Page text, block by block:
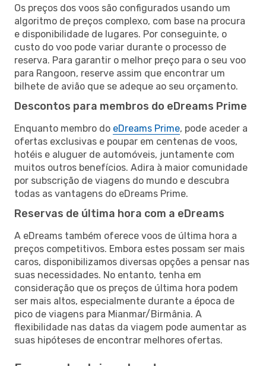
Os preços dos voos são configurados usando um
algoritmo de preços complexo, com base na procura
e disponibilidade de lugares. Por conseguinte, o
custo do voo pode variar durante o processo de
reserva. Para garantir o melhor preço para o seu voo
para Rangoon, reserve assim que encontrar um
bilhete de avião que se adeque ao seu orçamento.
Descontos para membros do eDreams Prime
Enquanto membro do eDreams Prime, pode aceder a
ofertas exclusivas e poupar em centenas de voos,
hotéis e aluguer de automóveis, juntamente com
muitos outros benefícios. Adira à maior comunidade
por subscrição de viagens do mundo e descubra
todas as vantagens do eDreams Prime.
Reservas de última hora com a eDreams
A eDreams também oferece voos de última hora a
preços competitivos. Embora estes possam ser mais
caros, disponibilizamos diversas opções a pensar nas
suas necessidades. No entanto, tenha em
consideração que os preços de última hora podem
ser mais altos, especialmente durante a época de
pico de viagens para Mianmar/Birmânia. A
flexibilidade nas datas da viagem pode aumentar as
suas hipóteses de encontrar melhores ofertas.